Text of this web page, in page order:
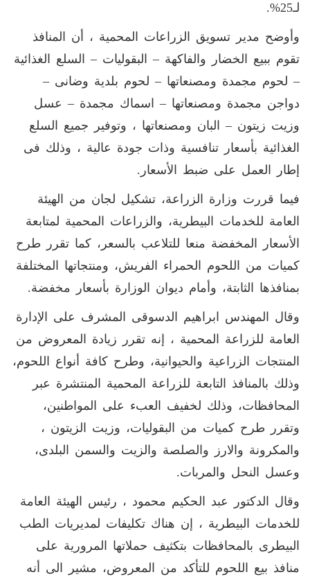
لـ25%.
وأوضح مدير تسويق الزراعات المحمية ، أن المنافذ
تقوم ببيع الخضار والفاكهة – البقوليات – السلع الغذائية
– لحوم مجمدة ومصنعاتها – لحوم بلدية وضانى –
دواجن مجمدة ومصنعاتها – اسماك مجمدة – عسل
وزيت زيتون – البان ومصنعاتها ، وتوفير جميع السلع
الغذائية بأسعار تنافسية وذات جودة عالية ، وذلك فى
إطار العمل على ضبط الأسعار.
فيما قررت وزارة الزراعة، تشكيل لجان من الهيئة
العامة للخدمات البيطرية، والزراعات المحمية لمتابعة
الأسعار المخفضة منعا للتلاعب بالسعر، كما تقرر طرح
كميات من اللحوم الحمراء الفريش، ومنتجاتها المختلفة
بمنافذها الثابتة، وأمام ديوان الوزارة بأسعار مخفضة.
وقال المهندس ابراهيم الدسوقى المشرف على الإدارة
العامة للزراعة المحمية ، إنه تقرر زيادة المعروض من
المنتجات الزراعية والحيوانية، وطرح كافة أنواع اللحوم،
وذلك بالمنافذ التابعة للزراعة المحمية المنتشرة عبر
المحافظات، وذلك لخفيف العبء على المواطنين،
وتقرر طرح كميات من البقوليات، وزيت الزيتون ،
والمكرونة والارز والصلصة والزيت والسمن البلدى،
وعسل النحل والمربات.
وقال الدكتور عبد الحكيم محمود ، رئيس الهيئة العامة
للخدمات البيطرية ، إن هناك تكليفات لمديريات الطب
البيطرى بالمحافظات بتكثيف حملاتها المرورية على
منافذ بيع اللحوم للتأكد من المعروض، مشير الى أنه